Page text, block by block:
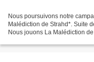
Nous poursuivons notre
Malédiction de Strahd*. Suite
Nous jouons La Malédiction